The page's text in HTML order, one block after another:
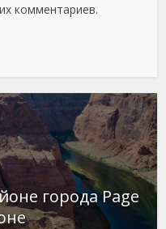
комментариев.
города Page